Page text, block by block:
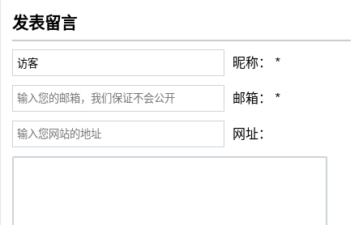
发表留言
昵称： *
邮箱： *
网址：